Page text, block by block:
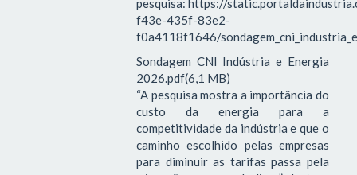
pesquisa: https://
f43e-435f-83e2-
f0a4118f1646/
Sondagem CNI Indústria e Energia
2026.pdf(6,1 MB)
“A pesquisa mostra a importância do
custo da energia para a
competitividade da indústria e que o
caminho escolhido pelas empresas
para diminuir as tarifas passa pela